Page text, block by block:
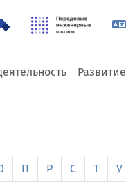
Развитие
П Р С Т У